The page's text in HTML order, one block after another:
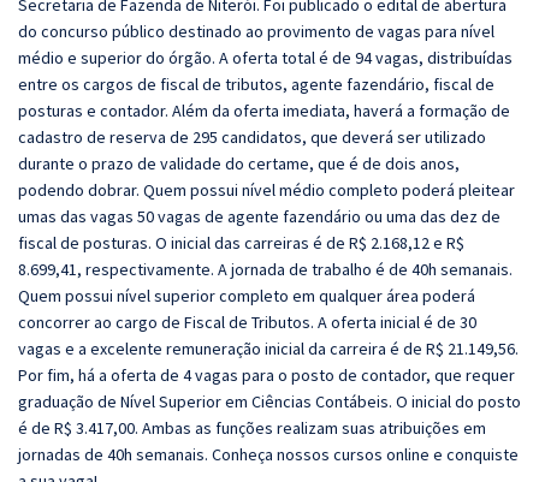
Secretaria de Fazenda de Niterói. Foi publicado o edital de abertura
do concurso público destinado ao provimento de vagas para nível
médio e superior do órgão. A oferta total é de 94 vagas, distribuídas
entre os cargos de fiscal de tributos, agente fazendário, fiscal de
posturas e contador. Além da oferta imediata, haverá a formação de
cadastro de reserva de 295 candidatos, que deverá ser utilizado
durante o prazo de validade do certame, que é de dois anos,
podendo dobrar. Quem possui nível médio completo poderá pleitear
umas das vagas 50 vagas de agente fazendário ou uma das dez de
fiscal de posturas. O inicial das carreiras é de R$ 2.168,12 e R$
8.699,41, respectivamente. A jornada de trabalho é de 40h semanais.
Quem possui nível superior completo em qualquer área poderá
concorrer ao cargo de Fiscal de Tributos. A oferta inicial é de 30
vagas e a excelente remuneração inicial da carreira é de R$ 21.149,56.
Por fim, há a oferta de 4 vagas para o posto de contador, que requer
graduação de Nível Superior em Ciências Contábeis. O inicial do posto
é de R$ 3.417,00. Ambas as funções realizam suas atribuições em
jornadas de 40h semanais. Conheça nossos cursos online e conquiste